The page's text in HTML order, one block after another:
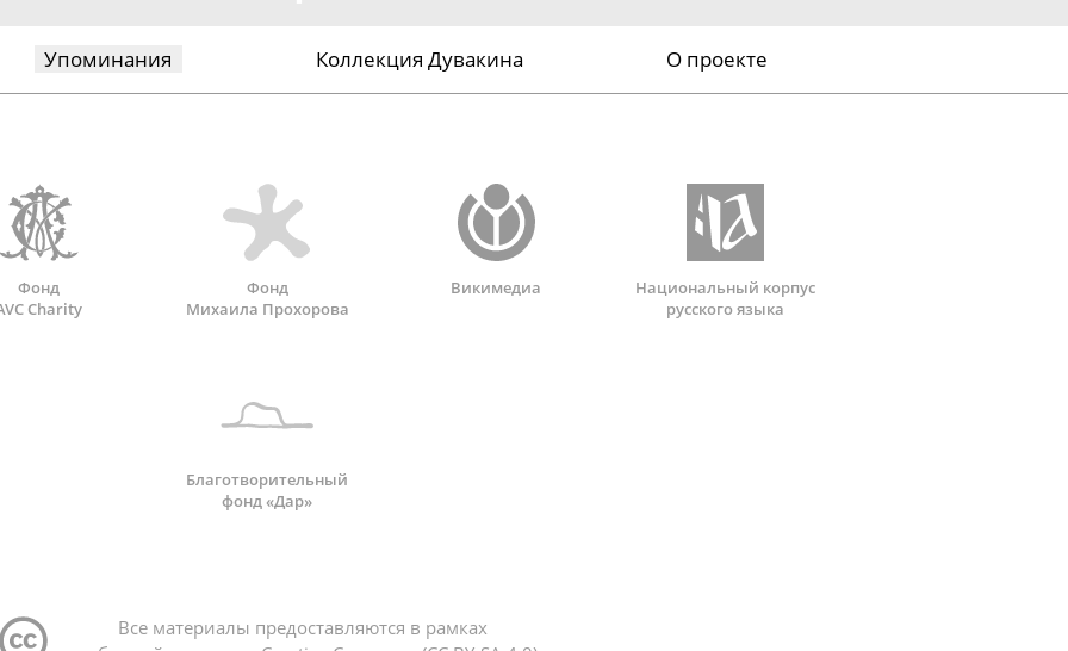
Упоминания Коллекция Дувакина О проекте
Фонд
Charity
Фонд
Михаила Прохорова
Викимедиа
Национальный корпус
русского языка
Благотворительный
фонд «Дар»
Все материалы предоставляются в рамках